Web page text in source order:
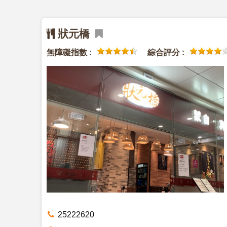
狀元橋
無障礙指數 : 綜合評分 :
25222620